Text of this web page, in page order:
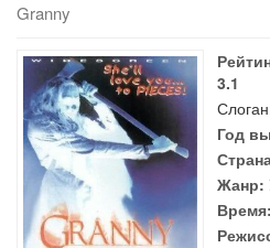
Granny
3.1
Год
Жанр:
Время: